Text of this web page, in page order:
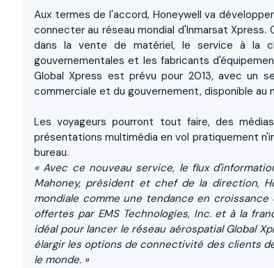
Aux termes de l'accord, Honeywell va
connecter au réseau mondial d'Inmarsat
dans la vente de matériel, le service à la
gouvernementales et les fabricants
Global Xpress est prévu pour 2013, avec un
commerciale et du gouvernement, disponible au
Les voyageurs pourront tout faire, des
présentations multimédia en vol pratiquement
bureau.
« Avec ce nouveau service, le flux
Mahoney, président et chef de la direction,
mondiale comme une tendance en
offertes par EMS Technologies, Inc. et à la
idéal pour lancer le réseau aérospatial Global
élargir les options de connectivité des clients
le monde. »